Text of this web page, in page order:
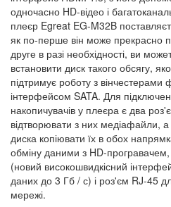
одночасно HD-відео і
плеєр Egreat EG-M32B
як по-перше він може прекрасно
друге в разі необхідності, ви
встановити диск такого обсягу,
підтримує роботу з
інтерфейсом SATA. Для
накопичувачів у плеєра є два
відтворювати з них медіафайли,
диска копіювати їх в обох
обміну даними з HD-
(новий високошвидкісний
даних до 3 Гб / с) і роз'єм RJ-45
мережі.